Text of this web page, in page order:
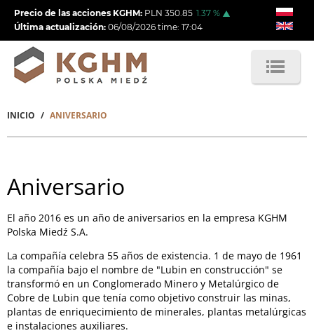
Pasar
contenido
principal
Precio de las acciones KGHM: PLN 350.85 1.37 %
Última actualización: 06/08/2026 time: 17:04
Sobrescribir
de
ayuda
a
la
navegación
INICIO ANIVERSARIO
Aniversario
El año 2016 es un año de aniversarios en la empresa KGHM
Polska Miedź S.A.
La compañía celebra 55 años de existencia. 1 de mayo de 1961
la compañía bajo el nombre de "Lubin en construcción" se
transformó en un Conglomerado Minero y Metalúrgico de
Cobre de Lubin que tenía como objetivo construir las minas,
plantas de enriquecimiento de minerales, plantas metalúrgicas
e instalaciones auxiliares.